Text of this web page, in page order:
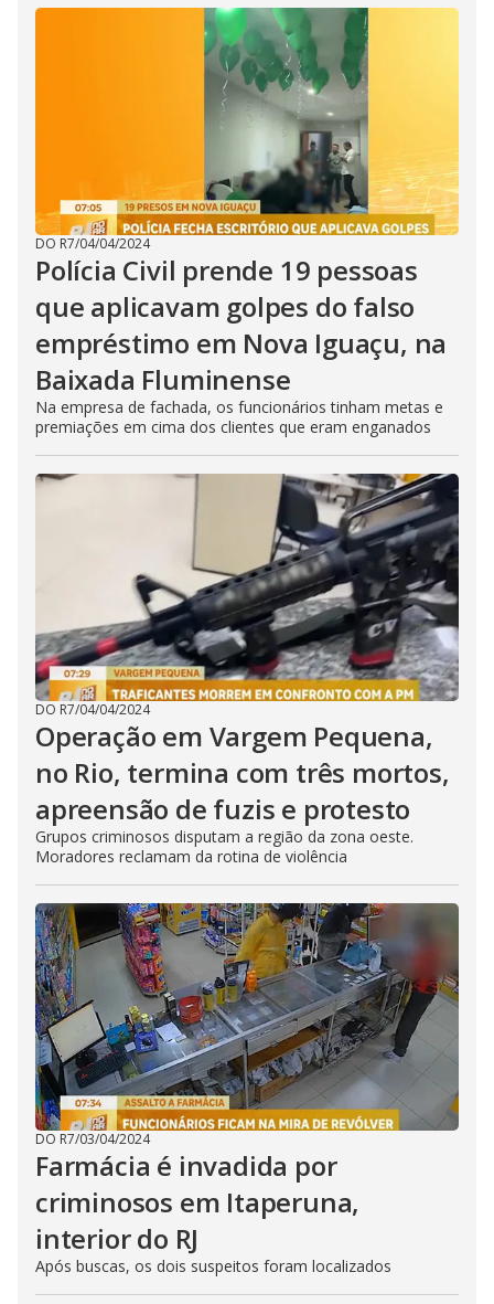
DO R7/04/04/2024
Polícia Civil prende 19 pessoas
que aplicavam golpes do falso
empréstimo em Nova Iguaçu, na
Baixada Fluminense
Na empresa de fachada, os funcionários tinham metas e
premiações em cima dos clientes que eram enganados
DO R7/04/04/2024
Operação em Vargem Pequena,
no Rio, termina com três mortos,
apreensão de fuzis e protesto
Grupos criminosos disputam a região da zona oeste.
Moradores reclamam da rotina de violência
DO R7/03/04/2024
Farmácia é invadida por
criminosos em Itaperuna,
interior do RJ
Após buscas, os dois suspeitos foram localizados